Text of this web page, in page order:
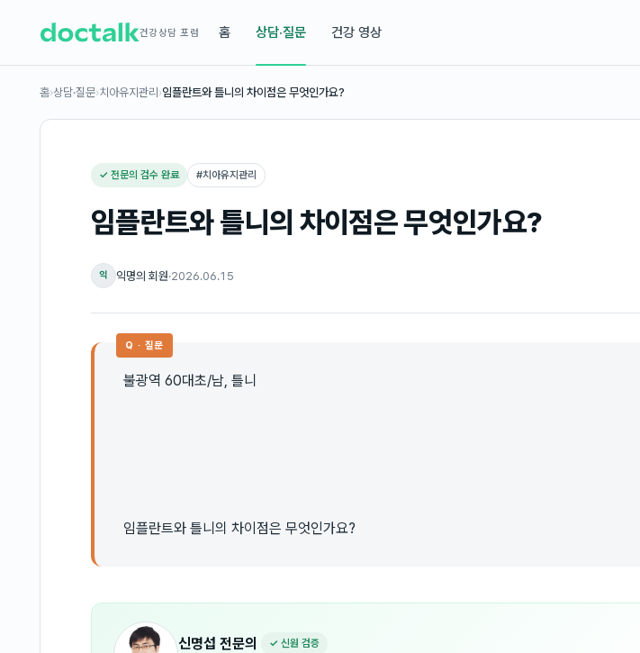
건강상담 포럼 홈 상담·질문 건강 영상
홈›상담·질문›치아유지관리 ›임플란트와 틀니의 차이점은 무엇인가요?
✓ 전문의 검수 완료 #치아유지관리
임플란트와 틀니의 차이점은 무엇인가요?
익 익명의 회원·2026.06.15
Q · 질문
불광역 60대초/남, 틀니
임플란트와 틀니의 차이점은 무엇인가요?
신명섭 전문의 ✓ 신원 검증